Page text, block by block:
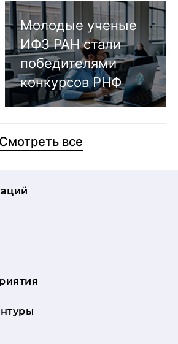
Молодые ученые
ИФЗ РАН стали
победителями
конкурсов РНФ
Смотреть все